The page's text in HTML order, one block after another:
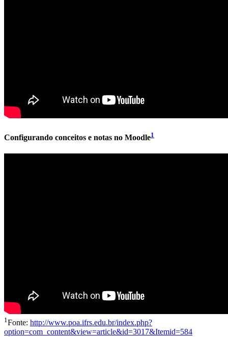
Configurando conceitos e notas no Moodle1
1 Fonte: http://www.poa.ifrs.edu.br/index.php?
option=com_content&view=article&id=3017&Itemid=584